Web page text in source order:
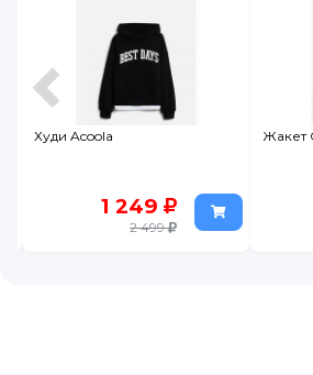
Худи Acoola
1 249
2 499
Жакет